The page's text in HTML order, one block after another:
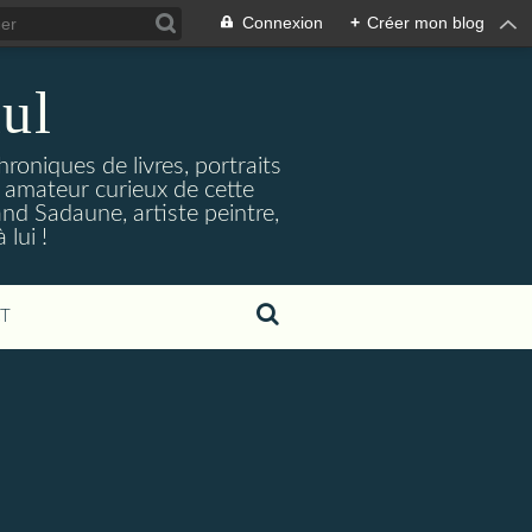
Connexion + Créer mon blog
de livres, portraits
curieux de cette
Sadaune, artiste peintre,
lui !